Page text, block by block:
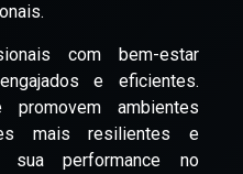
com bem-estar
e eficientes.
promovem ambientes
mais resilientes e
sua performance no